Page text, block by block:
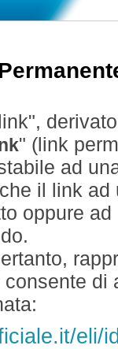
" (link
ad
il link
oppure
eli/